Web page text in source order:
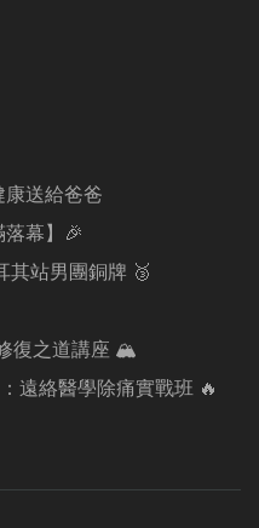
送給爸爸
幕】🎉
其站男團銅牌 🥉
復之道講座 🏔️
遠絡醫學除痛實戰班 🔥